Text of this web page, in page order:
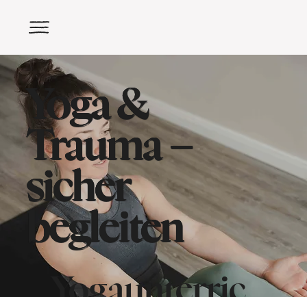
Yoga &
Trauma –
sicher
begleiten